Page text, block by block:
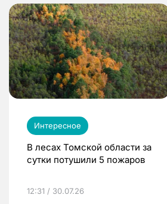
Интересное
В лесах Томской области за
сутки потушили 5 пожаров
12:31 / 30.07.26